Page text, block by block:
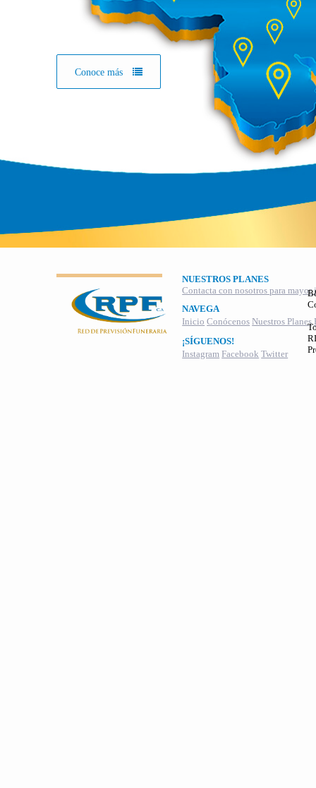
Conoce más
NUESTROS PLANES
Contacta con nosotros para
NAVEGA
Inicio Conócenos Nuestros Planes
¡SÍGUENOS!
Instagram Facebook Twitter